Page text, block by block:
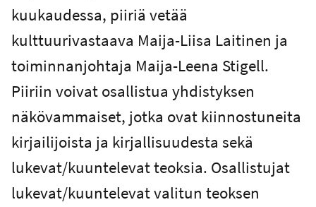
kuukaudessa, piiriä vetää
kulttuurivastaava Maija-Liisa Laitinen ja
toiminnanjohtaja Maija-Leena Stigell.
Piiriin voivat osallistua yhdistyksen
näkövammaiset, jotka ovat kiinnostuneita
kirjailijoista ja kirjallisuudesta sekä
lukevat/kuuntelevat teoksia. Osallistujat
lukevat/kuuntelevat valitun teoksen